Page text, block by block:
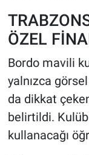
ÖZEL
Bordo mavili
yalnızca
da dikkat
belirtildi.
kullanacağı